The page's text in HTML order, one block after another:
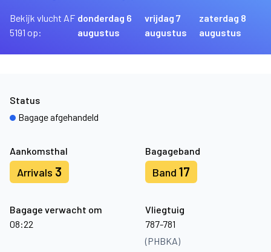
Bekijk vlucht AF
5191 op:
donderdag 6
augustus
vrijdag 7
augustus
zaterdag 8
augustus
Aankomsthal
Arrivals 3
Bagageband
Band 17
Bagage verwacht om
08:22
Vliegtuig
787-781
(PHBKA)
Status
Bagage afgehandeld